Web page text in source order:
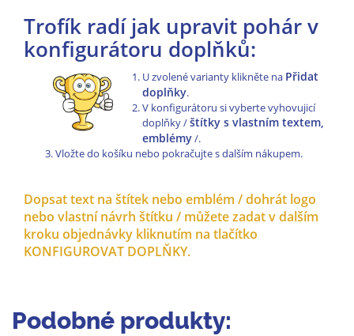
Trofík radí jak upravit pohár v
konfigurátoru doplňků:
U zvolené varianty klikněte na Přidat
doplňky.
V konfigurátoru si vyberte vyhovujicí
doplňky /štítky s vlastním textem,
emblémy/.
Vložte do košíku nebo pokračujte s dalším nákupem.
Dopsat text na štítek nebo emblém / dohrát logo
nebo vlastní návrh štítku / můžete zadat v dalším
kroku objednávky kliknutím na tlačítko
KONFIGUROVAT DOPLŇKY.
Podobné produkty: